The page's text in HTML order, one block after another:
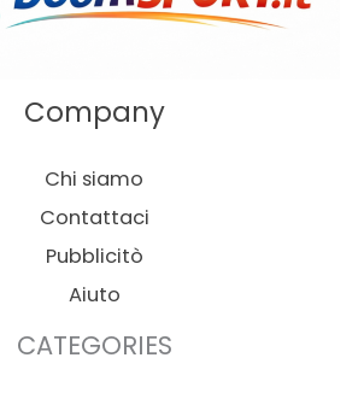
Company
Chi siamo
Contattaci
Pubblicitò
Aiuto
CATEGORIES